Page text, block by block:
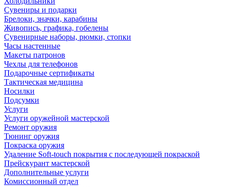
Сувениры и подарки
Брелоки, значки, карабины
Живопись, графика, гобелены
Сувенирные наборы, рюмки, стопки
Часы настенные
Макеты патронов
Чехлы для телефонов
Подарочные сертификаты
Тактическая медицина
Носилки
Подсумки
Услуги
Услуги оружейной мастерской
Ремонт оружия
Тюнинг оружия
Покраска оружия
Удаление Soft-touch покрытия с последующей покраской
Прейскурант мастерской
Дополнительные услуги
Комиссионный отдел